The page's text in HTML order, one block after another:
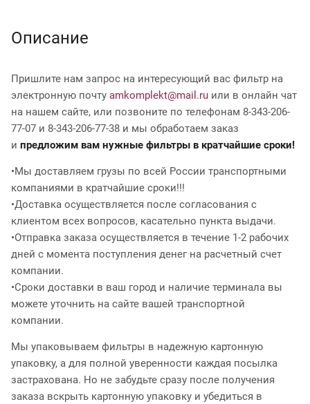
Описание
Пришлите нам запрос на интересующий вас фильтр на
электронную почту amkomplekt@mail.ru или в онлайн чат
на нашем сайте, или позвоните по телефонам 8-343-206-
77-07 и 8-343-206-77-38 и мы обработаем заказ
и предложим вам нужные фильтры в кратчайшие сроки!
•Мы доставляем грузы по всей России транспортными
компаниями в кратчайшие сроки!!!
•Доставка осуществляется после согласования с
клиентом всех вопросов, касательно пункта выдачи.
•Отправка заказа осуществляется в течение 1-2 рабочих
дней с момента поступления денег на расчетный счет
компании.
•Сроки доставки в ваш город и наличие терминала вы
можете уточнить на сайте вашей транспортной
компании.
Мы упаковываем фильтры в надежную картонную
упаковку, а для полной уверенности каждая посылка
застрахована. Но не забудьте сразу после получения
заказа вскрыть картонную упаковку и убедиться в